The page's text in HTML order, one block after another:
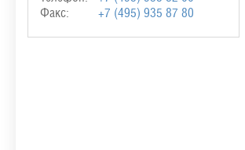
Факс:
+7 (495) 935 87 80